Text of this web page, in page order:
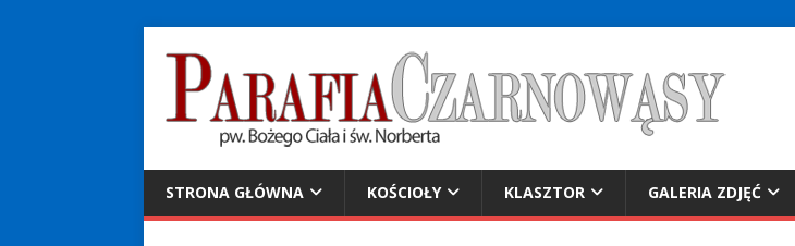
STRONA GŁÓWNA KOŚCIOŁY KLASZTOR GALERIA ZDJĘĆ